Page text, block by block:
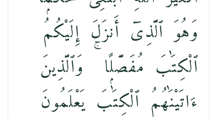
وَهُوَ ٱلَّذِىٓ أَنزَلَ إِلَيْكُمُ
ٱلْكِتَٰبَ مُفَصَّلًۭا ۚ وَٱلَّذِينَ
ءَاتَيْنَٰهُمُ ٱلْكِتَٰبَ يَعْلَمُونَ